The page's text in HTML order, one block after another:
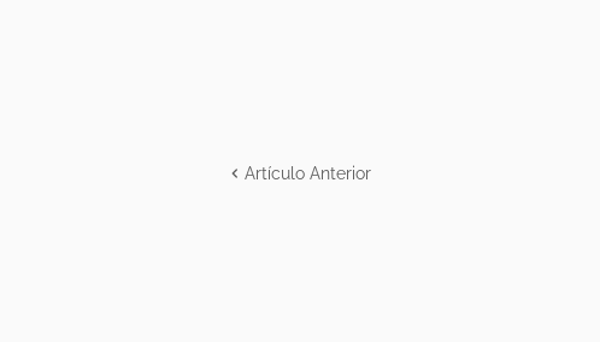
Artículo Anterior